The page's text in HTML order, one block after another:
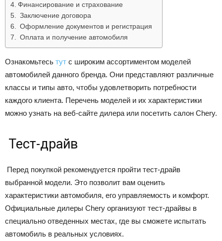
Финансирование и страхование
Заключение договора
Оформление документов и регистрация
Оплата и получение автомобиля
Ознакомьтесь тут с широким ассортиментом моделей
автомобилей данного бренда. Они представляют различные
классы и типы авто, чтобы удовлетворить потребности
каждого клиента. Перечень моделей и их характеристики
можно узнать на веб-сайте дилера или посетить салон Chery.
Тест-драйв
Перед покупкой рекомендуется пройти тест-драйв
выбранной модели. Это позволит вам оценить
характеристики автомобиля, его управляемость и комфорт.
Официальные дилеры Chery организуют тест-драйвы в
специально отведенных местах, где вы сможете испытать
автомобиль в реальных условиях.